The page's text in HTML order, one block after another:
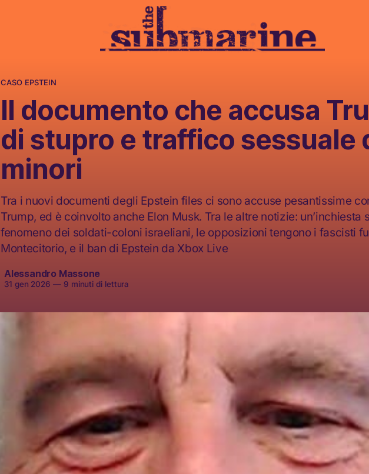
CASO EPSTEIN
Il documento che accusa
di stupro e traffico sessuale
minori
Tra i nuovi documenti degli Epstein files ci sono accuse pesantissime
Trump, ed è coinvolto anche Elon Musk. Tra le altre notizie: un’inchiesta
fenomeno dei soldati-coloni israeliani, le opposizioni tengono i fascisti
Montecitorio, e il ban di Epstein da Xbox Live
Alessandro Massone
31 gen 2026 —9 minuti di lettura